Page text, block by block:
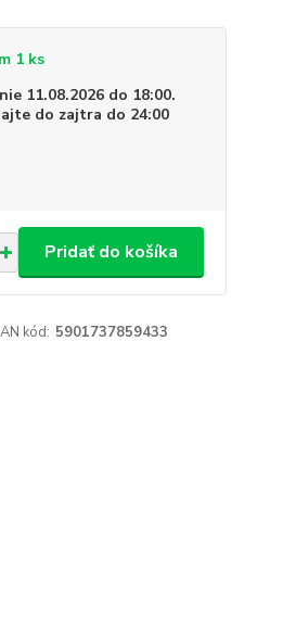
1 ks
11.08.2026 do 18:00.
do zajtra do 24:00
Pridať do košíka
kód: 5901737859433